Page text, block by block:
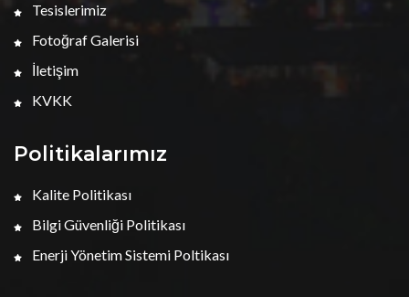
Tesislerimiz
Fotoğraf Galerisi
İletişim
KVKK
Politikalarımız
Kalite Politikası
Bilgi Güvenliği Politikası
Enerji Yönetim Sistemi Poltikası